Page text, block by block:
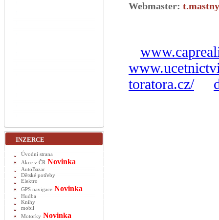
Webmaster:
toratora.cz/
INZERCE
Úvodní strana
Akce v ČR Novinka
AutoBazar
Dětské potřeby
Elektro
GPS navigace Novinka
Hudba
Knihy
mobil
Motorky Novinka